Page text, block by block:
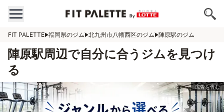
FIT PALETTE 福岡県のジム 北九州市八幡西区のジム 陣原駅のジム
陣原駅周辺で自分に合うジムを見つけ
る